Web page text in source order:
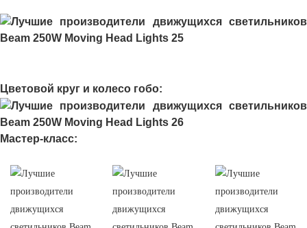
Цветовой круг и колесо гобо:
Мастер-класс: